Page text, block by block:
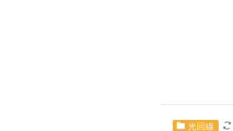
光回線